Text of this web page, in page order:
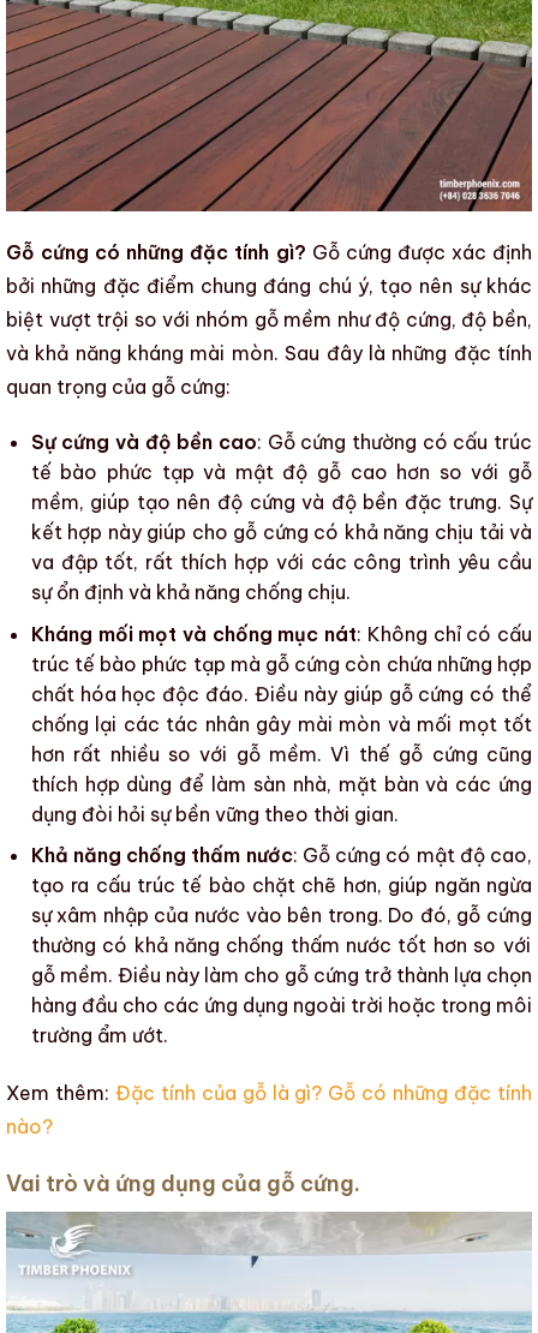
Gỗ cứng có những đặc tính gì? Gỗ cứng được xác định
bởi những đặc điểm chung đáng chú ý, tạo nên sự khác
biệt vượt trội so với nhóm gỗ mềm như độ cứng, độ bền,
và khả năng kháng mài mòn. Sau đây là những đặc tính
quan trọng của gỗ cứng:
Sự cứng và độ bền cao: Gỗ cứng thường có cấu trúc
tế bào phức tạp và mật độ gỗ cao hơn so với gỗ
mềm, giúp tạo nên độ cứng và độ bền đặc trưng. Sự
kết hợp này giúp cho gỗ cứng có khả năng chịu tải và
va đập tốt, rất thích hợp với các công trình yêu cầu
sự ổn định và khả năng chống chịu.
Kháng mối mọt và chống mục nát: Không chỉ có cấu
trúc tế bào phức tạp mà gỗ cứng còn chứa những hợp
chất hóa học độc đáo. Điều này giúp gỗ cứng có thể
chống lại các tác nhân gây mài mòn và mối mọttốt
hơn rất nhiều so với gỗ mềm. Vì thế gỗ cứng cũng
thích hợp dùng để làm sàn nhà, mặt bàn và các ứng
dụng đòi hỏi sự bền vững theo thời gian.
Khả năng chống thấm nước: Gỗ cứng có mật độ cao,
tạo ra cấu trúc tế bào chặt chẽ hơn, giúp ngăn ngừa
sự xâm nhập của nước vào bên trong. Do đó, gỗ cứng
thường có khả năng chống thấm nước tốt hơn so với
gỗ mềm. Điều này làm cho gỗ cứng trở thành lựa chọn
hàng đầu cho các ứng dụng ngoài trời hoặc trong môi
trường ẩm ướt.
Xem thêm: Đặc tính của gỗ là gì? Gỗ có những đặc tính
nào?
Vai trò và ứng dụng của gỗ cứng.